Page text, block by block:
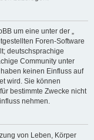
um eine unter der „
Foren-Software
deutschsprachige
Community unter
keinen Einfluss auf
wird. Sie können
bestimmte Zwecke nicht
nehmen.
von Leben, Körper